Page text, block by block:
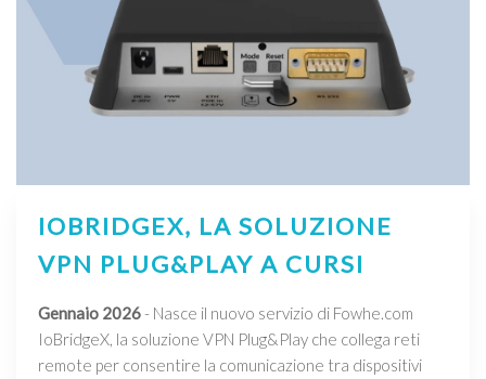
IOBRIDGEX, LA SOLUZIONE
VPN PLUG&PLAY A CURSI
Gennaio 2026- Nasce il nuovo servizio di Fowhe.com
IoBridgeX, la soluzione VPN Plug&Play che collega reti
remote per consentire la comunicazione tra dispositivi